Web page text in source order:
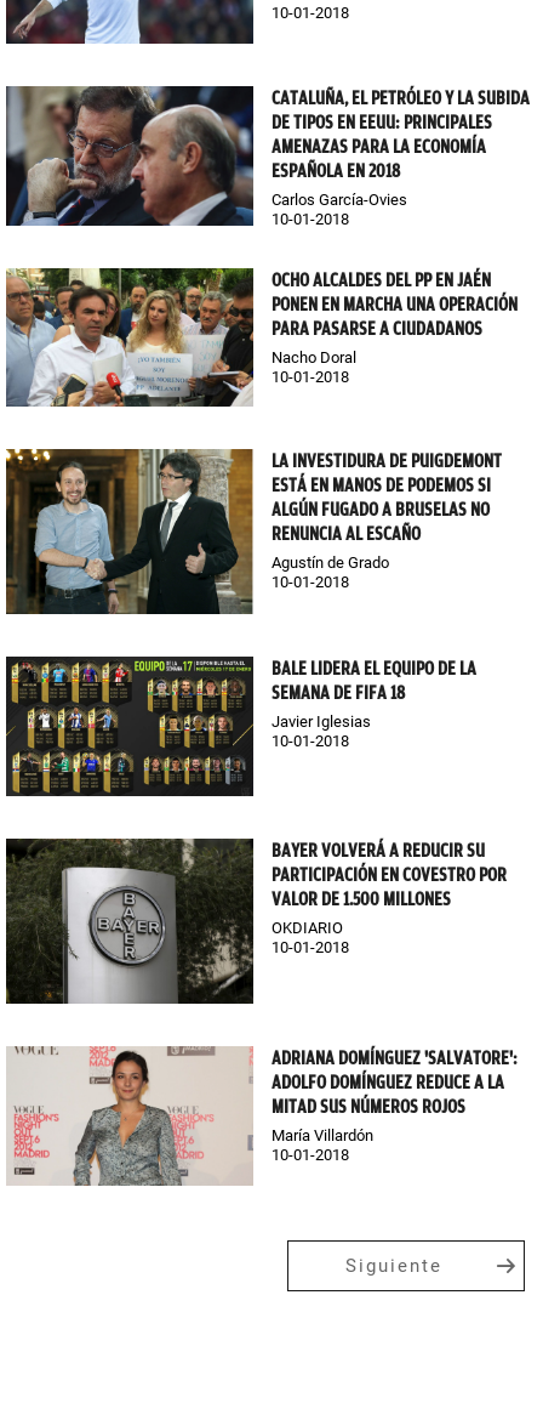
10-01-2018
CATALUÑA, EL PETRÓLEO Y LA SUBIDA
DE TIPOS EN EEUU: PRINCIPALES
AMENAZAS PARA LA ECONOMÍA
ESPAÑOLA EN 2018
Carlos García-Ovies
10-01-2018
OCHO ALCALDES DEL PP EN JAÉN
PONEN EN MARCHA UNA OPERACIÓN
PARA PASARSE A CIUDADANOS
Nacho Doral
10-01-2018
LA INVESTIDURA DE PUIGDEMONT
ESTÁ EN MANOS DE PODEMOS SI
ALGÚN FUGADO A BRUSELAS NO
RENUNCIA AL ESCAÑO
Agustín de Grado
10-01-2018
BALE LIDERA EL EQUIPO DE LA
SEMANA DE FIFA 18
Javier Iglesias
10-01-2018
BAYER VOLVERÁ A REDUCIR SU
PARTICIPACIÓN EN COVESTRO POR
VALOR DE 1.500 MILLONES
OKDIARIO
10-01-2018
ADRIANA DOMÍNGUEZ 'SALVATORE':
ADOLFO DOMÍNGUEZ REDUCE A LA
MITAD SUS NÚMEROS ROJOS
María Villardón
10-01-2018
Siguiente